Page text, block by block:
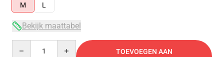
M
L
Bekijk maattabel
TOEVOEGEN AAN